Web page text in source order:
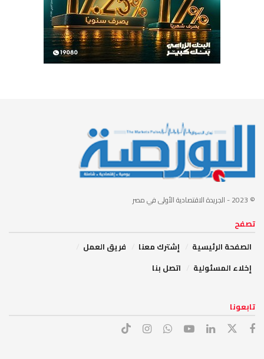
© 2023 - الجريدة الاقتصادية الأولى في مصر
تصفح
الصفحة الرئيسية
إشترك معنا
فريق العمل
إخلاء المسئولية
اتصل بنا
تابعونا